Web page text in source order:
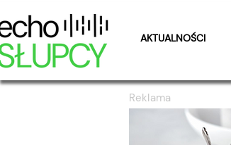
AKTUALNOŚCI
Reklama